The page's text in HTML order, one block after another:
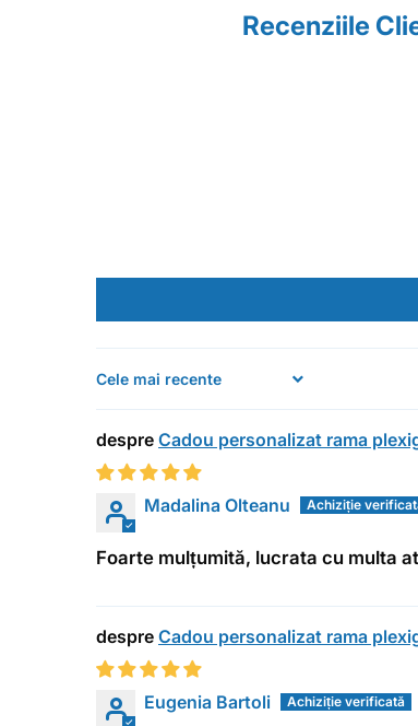
Recenziile
Sort by
Cadou personalizat rama
Madalina Olteanu
Foarte mulțumită, lucrata cu multa
Cadou personalizat rama
Eugenia Bartoli